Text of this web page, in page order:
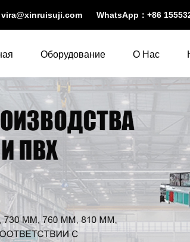
vira@xinruisuji.com WhatsApp： +86
Оборудование О Нас